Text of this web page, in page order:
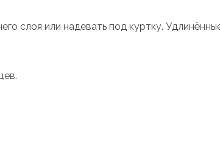
слоя или надевать под куртку.